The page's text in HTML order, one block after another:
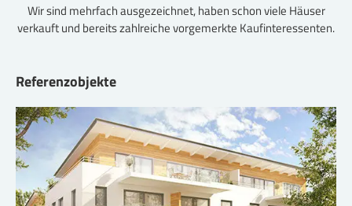
Wir sind mehrfach ausgezeichnet, haben schon viele Häuser
verkauft und bereits zahlreiche vorgemerkte Kaufinteressenten.
Referenzobjekte